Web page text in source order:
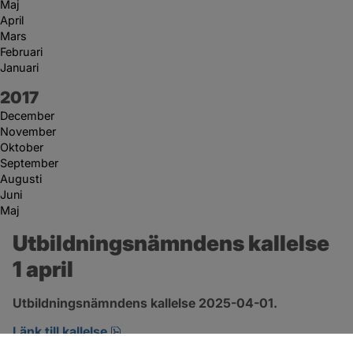
Maj
April
Mars
Februari
Januari
År:
2017
December
November
Oktober
September
Augusti
Juni
Maj
Utbildningsnämndens kallelse
1 april
Utbildningsnämndens kallelse 2025-04-01.
Länk till kallelse
pdf, 196.3 kB, öppnas i nytt fönster.